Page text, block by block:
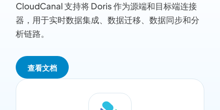
CloudCanal 支持将 Doris 作为源端和目标端连接
器，用于实时数据集成、数据迁移、数据同步和分
析链路。
查看文档